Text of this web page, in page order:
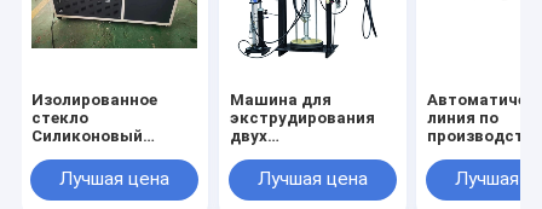
Изолированное
стекло
Силиконовый
морозильник,Изолированное
стекло
Лучшая цена
Машина для
экструдирования
двух
для
экструдирования
Лучшая цена
линия по
производству
стекла для
заполнения
Лучшая